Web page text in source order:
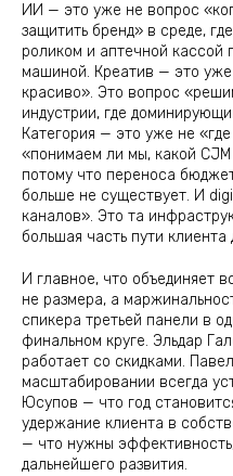
ИИ — это уже не вопрос
защитить бренд» в среде,
роликом и аптечной кассой
машиной. Креатив — это
красиво». Это вопрос
индустрии, где
Категория — это уже не
«понимаем ли мы, какой
потому что переноса
больше не существует. И
каналов». Это та
большая часть пути клиента
И главное, что объединяет
не размера, а
спикера третьей панели в
финальном круге. Эльдар
работает со скидками.
масштабировании всегда
Юсупов — что год
удержание клиента в
— что нужны
дальнейшего развития.